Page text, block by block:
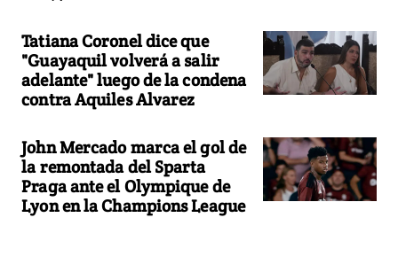
Tatiana Coronel dice que
"Guayaquil volverá a salir
adelante" luego de la condena
contra Aquiles Alvarez
John Mercado marca el gol de
la remontada del Sparta
Praga ante el Olympique de
Lyon en la Champions League